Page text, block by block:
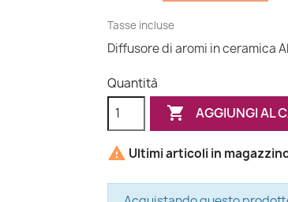
Tasse incluse
Diffusore di aromi in ceramica
Quantità
 AGGIUNGI AL
 Ultimi articoli in